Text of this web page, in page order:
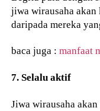
jiwa wirausaha
daripada mereka
baca juga :manfaat
7. Selalu aktif
Jiwa wirausaha